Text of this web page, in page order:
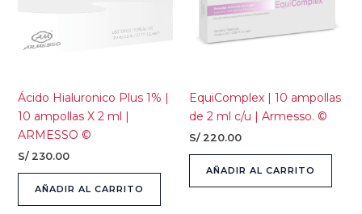
Ácido Hialuronico Plus 1% |
10 ampollas X 2 ml |
ARMESSO ©
S/230.00
AÑADIR AL CARRITO
EquiComplex | 10 ampollas
de 2 ml c/u | Armesso. ©
S/ 220.00
AÑADIR AL CARRITO